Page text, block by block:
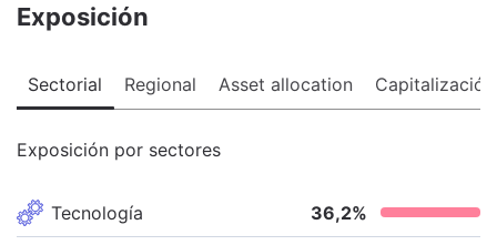
Exposición
Sectorial Regional Asset allocation Capitalización
Exposición por sectores
Tecnología 36,2%